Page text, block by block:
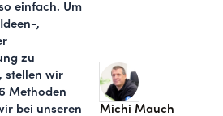
einfach. Um
,
zu
stellen wir
Methoden
bei unseren
Michi Mauch